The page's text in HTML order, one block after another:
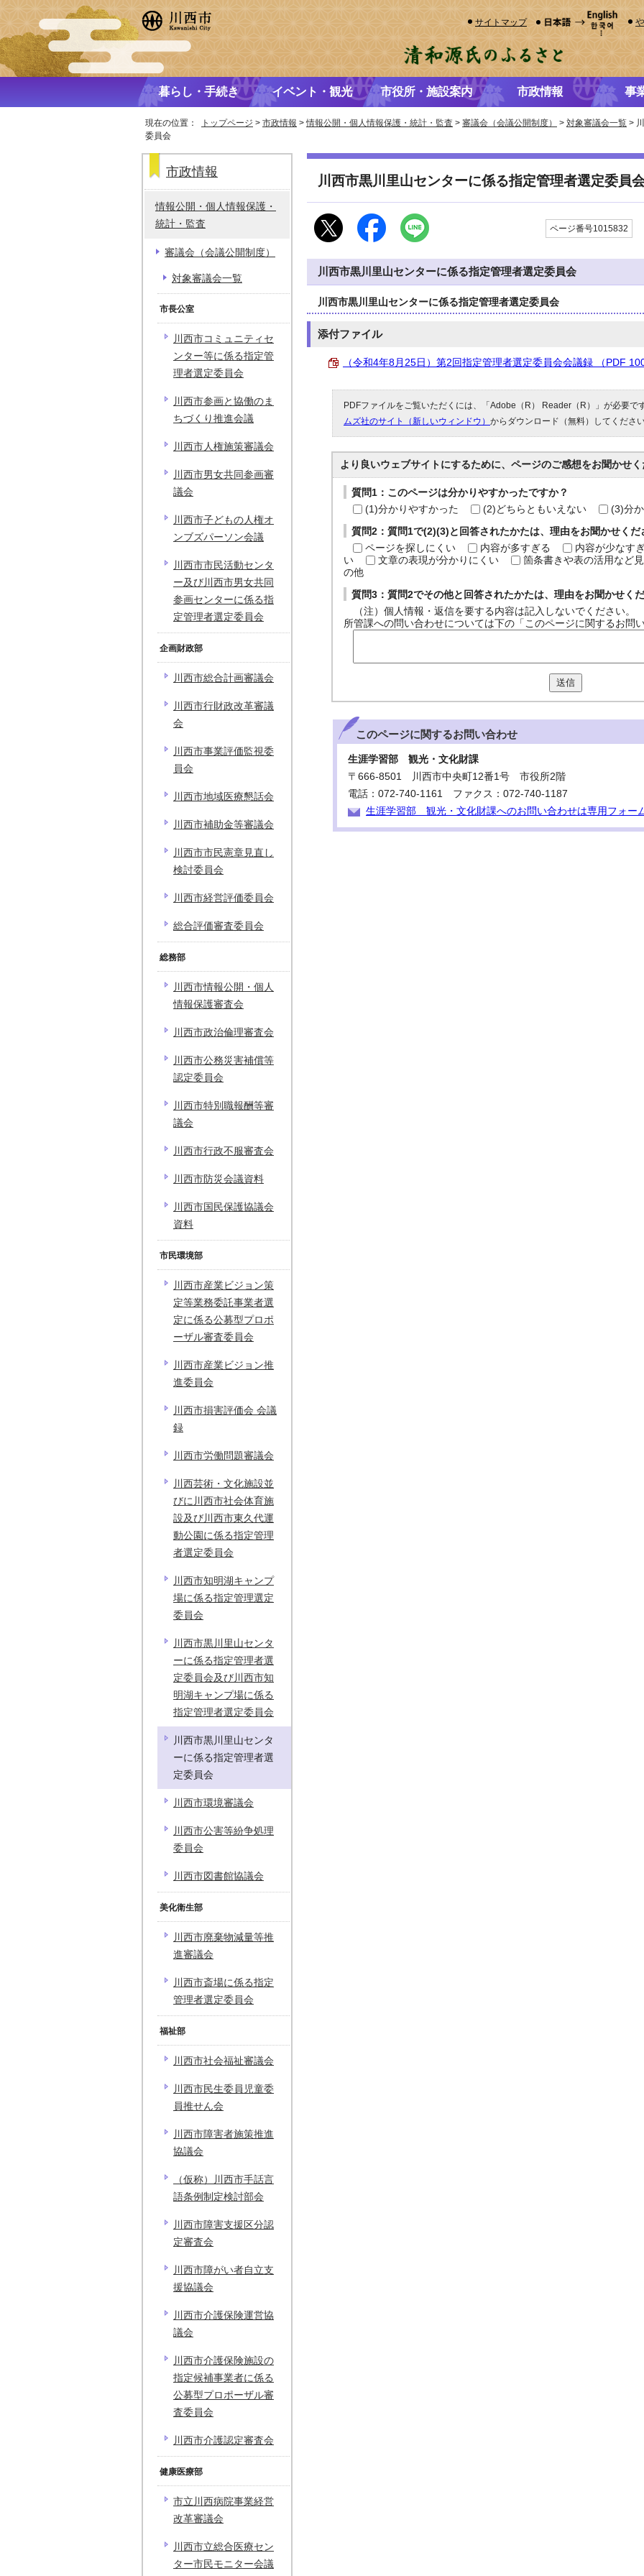
サイトマップ
暮らし・手続き イベント・観光 市役所・施設案内 市政情報 事
現在の位置： トップページ > 市政情報 >情報公開・個人情報保護・統計・監査 > 審議会（会議公開制度） > 対象審議会一覧 >
委員会
川西市黒川里山センターに係る指定管理者選定委員
ページ番号1015832
川西市黒川里山センターに係る指定管理者選定委員会
川西市黒川里山センターに係る指定管理者選定委員会
添付ファイル
（令和4年8月25日）第2回指定管理者選定委員会会議録 （PDF
PDFファイルをご覧いただくには、「Adobe（R） Reader（R）」が必要で
ムズ社のサイト（新しいウィンドウ） からダウンロード（無料）してください
より良いウェブサイトにするために、ページのご感想をお聞かせく
質問1：このページは分かりやすかったですか？
(1)分かりやすかった
(2)どちらともいえない (3)分
質問2：質問1で(2)(3)と回答されたかたは、理由をお聞かせくだ
ページを探しにくい
内容が多すぎる 内容が少なす
い
文章の表現が分かりにくい 箇条書きや表の活用など
の他
質問3：質問2でその他と回答されたかたは、理由をお聞かせくだ
（注）個人情報・返信を要する内容は記入しないでください。
所管課への問い合わせについては下の「このページに関するお問い
送信
このページに関するお問い合わせ
生涯学習部 観光・文化財課
〒666-8501 川西市中央町12番1号 市役所2階
電話：072-740-1161 ファクス：072-740-1187
生涯学習部 観光・文化財課へのお問い合わせは専用フォー
市政情報
情報公開・個人情報保護・
統計・監査
審議会（会議公開制度）
対象審議会一覧
市長公室
川西市コミュニティセ
ンター等に係る指定管
理者選定委員会
川西市参画と協働のま
ちづくり推進会議
川西市人権施策審議会
川西市男女共同参画審
議会
川西市子どもの人権オ
ンブズパーソン会議
川西市市民活動センタ
ー及び川西市男女共同
参画センターに係る指
定管理者選定委員会
企画財政部
川西市総合計画審議会
川西市行財政改革審議
会
川西市事業評価監視委
員会
川西市地域医療懇話会
川西市補助金等審議会
川西市市民憲章見直し
検討委員会
川西市経営評価委員会
総合評価審査委員会
総務部
川西市情報公開・個人
情報保護審査会
川西市政治倫理審査会
川西市公務災害補償等
認定委員会
川西市特別職報酬等審
議会
川西市行政不服審査会
川西市防災会議資料
川西市国民保護協議会
資料
市民環境部
川西市産業ビジョン策
定等業務委託事業者選
定に係る公募型プロポ
ーザル審査委員会
川西市産業ビジョン推
進委員会
川西市損害評価会 会議
録
川西市労働問題審議会
川西芸術・文化施設並
びに川西市社会体育施
設及び川西市東久代運
動公園に係る指定管理
者選定委員会
川西市知明湖キャンプ
場に係る指定管理選定
委員会
川西市黒川里山センタ
ーに係る指定管理者選
定委員会及び川西市知
明湖キャンプ場に係る
指定管理者選定委員会
川西市黒川里山センタ
ーに係る指定管理者選
定委員会
川西市環境審議会
川西市公害等紛争処理
委員会
川西市図書館協議会
美化衛生部
川西市廃棄物減量等推
進審議会
川西市斎場に係る指定
管理者選定委員会
福祉部
川西市社会福祉審議会
川西市民生委員児童委
員推せん会
川西市障害者施策推進
協議会
（仮称）川西市手話言
語条例制定検討部会
川西市障害支援区分認
定審査会
川西市障がい者自立支
援協議会
川西市介護保険運営協
議会
川西市介護保険施設の
指定候補事業者に係る
公募型プロポーザル審
査委員会
川西市介護認定審査会
健康医療部
市立川西病院事業経営
改革審議会
川西市立総合医療セン
ター市民モニター会議